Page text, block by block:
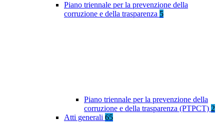
Piano triennale per la prevenzione della
corruzione e della trasparenza 5
Piano triennale per la prevenzione della
corruzione e della trasparenza (PTPCT) 2
Atti generali 65